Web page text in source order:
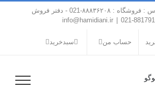
شماره های تماس : فروشگاه : ۸۸۸۳۶۲۰۸-021 - دفتر فروش
info@hamidiani.ir
حساب من سبدخرید